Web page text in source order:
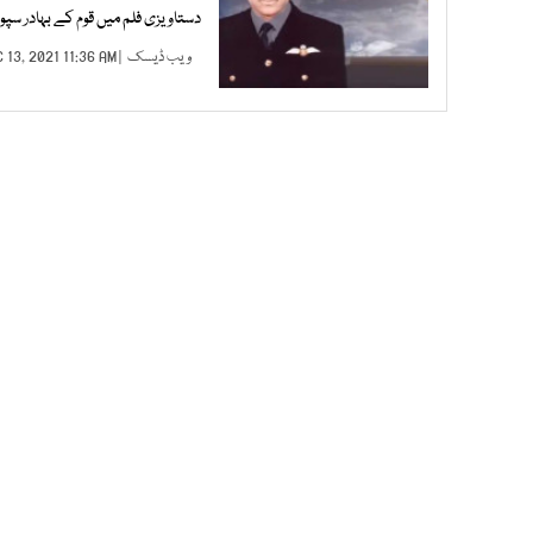
دستاویزی فلم میں قوم کے بہادر
ویب ڈیسک | DEC 13, 2021 11:36 AM |